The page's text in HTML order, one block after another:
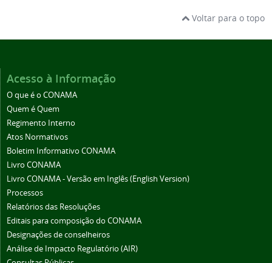
Voltar para o topo
Acesso à Informação
O que é o CONAMA
Quem é Quem
Regimento Interno
Atos Normativos
Boletim Informativo CONAMA
Livro CONAMA
Livro CONAMA - Versão em Inglês (English Version)
Processos
Relatórios das Resoluções
Editais para composição do CONAMA
Designações de conselheiros
Análise de Impacto Regulatório (AIR)